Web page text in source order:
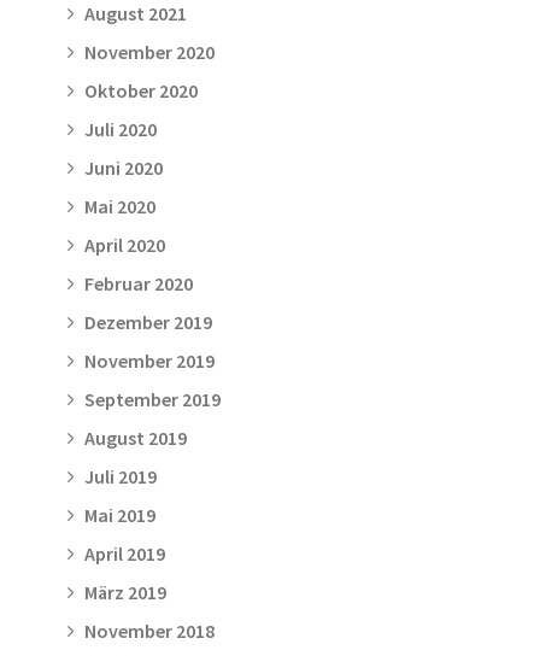
August 2021
November 2020
Oktober 2020
Juli 2020
Juni 2020
Mai 2020
April 2020
Februar 2020
Dezember 2019
November 2019
September 2019
August 2019
Juli 2019
Mai 2019
April 2019
März 2019
November 2018